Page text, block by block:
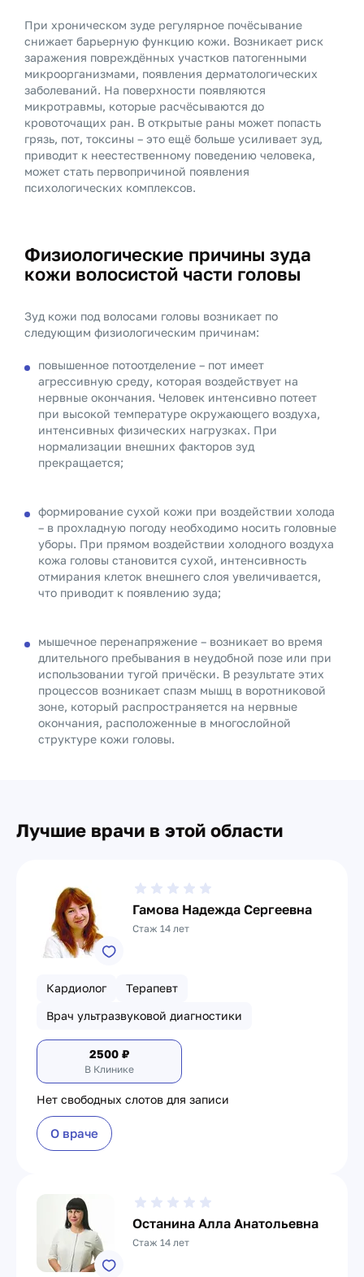
При хроническом зуде регулярное почёсывание
снижает барьерную функцию кожи. Возникает риск
заражения повреждённых участков патогенными
микроорганизмами, появления дерматологических
заболеваний. На поверхности появляются
микротравмы, которые расчёсываются до
кровоточащих ран. В открытые раны может попасть
грязь, пот, токсины – это ещё больше усиливает зуд,
приводит к неестественному поведению человека,
может стать первопричиной появления
психологических комплексов.
Физиологические причины зуда
кожи волосистой части головы
Зуд кожи под волосами головы возникает по
следующим физиологическим причинам:
повышенное потоотделение – пот имеет
агрессивную среду, которая воздействует на
нервные окончания. Человек интенсивно потеет
при высокой температуре окружающего воздуха,
интенсивных физических нагрузках. При
нормализации внешних факторов зуд
прекращается;
формирование сухой кожи при воздействии холода
– в прохладную погоду необходимо носить головные
уборы. При прямом воздействии холодного воздуха
кожа головы становится сухой, интенсивность
отмирания клеток внешнего слоя увеличивается,
что приводит к появлению зуда;
мышечное перенапряжение – возникает во время
длительного пребывания в неудобной позе или при
использовании тугой причёски. В результате этих
процессов возникает спазм мышц в воротниковой
зоне, который распространяется на нервные
окончания, расположенные в многослойной
структуре кожи головы.
Лучшие врачи в этой области
Гамова Надежда Сергеевна
Стаж 14 лет
Кардиолог
Терапевт
Врач ультразвуковой диагностики
2500 ₽
В Клинике
Нет свободных слотов для записи
О враче
Останина Алла Анатольевна
Стаж 14 лет